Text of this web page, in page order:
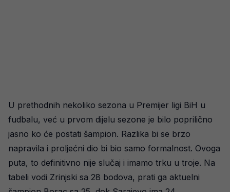
U prethodnih nekoliko sezona u Premijer ligi BiH u
fudbalu, već u prvom dijelu sezone je bilo poprilično
jasno ko će postati šampion. Razlika bi se brzo
napravila i proljećni dio bi bio samo formalnost. Ovoga
puta, to definitivno nije slučaj i imamo trku u troje. Na
tabeli vodi Zrinjski sa 28 bodova, prati ga aktuelni